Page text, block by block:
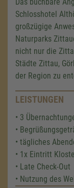
Schlosshotel
großzügige
Naturparks
nicht nur die
Städte Zittau,
der Region zu
LEISTUNGEN
• 3
•
• tägliches
• 1x Eintritt
• Late Check-Out
• Nutzung des